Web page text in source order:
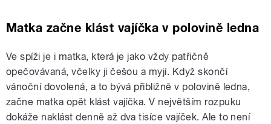
Matka začne klást vajíčka v polovině ledna
Ve spíži je i matka, která je jako vždy patřičně
opečovávaná, včelky ji češou a myjí. Když skončí
vánoční dovolená, a to bývá přibližně v polovině ledna,
začne matka opět klást vajíčka. V největším rozpuku
dokáže naklást denně až dva tisíce vajíček. Ale to není